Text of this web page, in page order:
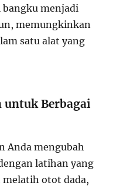
bangku menjadi
memungkinkan
satu alat yang
untuk Berbagai
Anda mengubah
latihan yang
melatih otot dada,